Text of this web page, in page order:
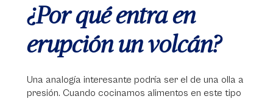
¿Por qué entra en
erupción un volcán?
Una analogía interesante podría ser el de una olla a
presión. Cuando cocinamos alimentos en este tipo